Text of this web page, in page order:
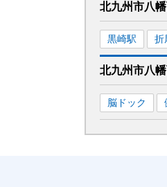
北九州市八
黒崎駅 折
北九州市八
脳ドック